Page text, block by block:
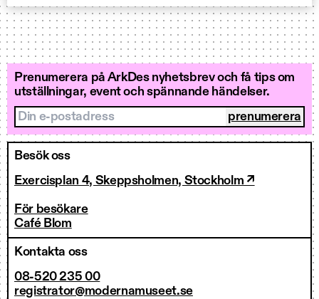
Prenumerera på ArkDes nyhetsbrev och få tips om
utställningar, event och spännande händelser.
Din e-postadress
Besök oss
Exercisplan 4, Skeppsholmen, Stockholm ↗
För besökare
Café Blom
Kontakta oss
08-520 235 00
registrator@modernamuseet.se